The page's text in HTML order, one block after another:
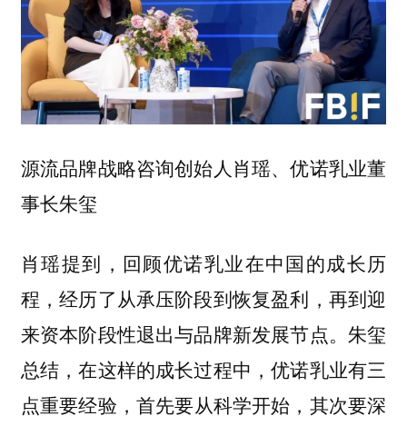
源流品牌战略咨询创始人肖瑶、优诺乳业董
事长朱玺
肖瑶提到，回顾优诺乳业在中国的成长历
程，经历了从承压阶段到恢复盈利，再到迎
来资本阶段性退出与品牌新发展节点。朱玺
总结，在这样的成长过程中，优诺乳业有三
点重要经验， 首先要从科学开始，其次要深